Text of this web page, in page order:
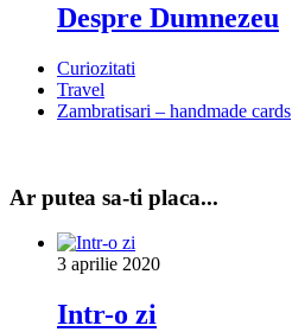
Despre Dumnezeu
Curiozitati
Travel
Zambratisari – handmade cards
Ar putea sa-ti placa...
3 aprilie 2020
Intr-o zi